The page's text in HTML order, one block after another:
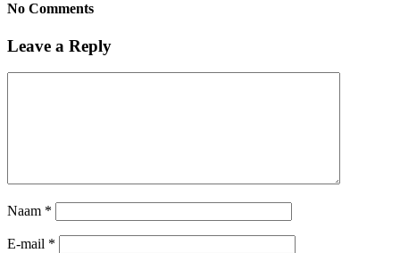
No Comments
Leave a Reply
Naam *
E-mail *